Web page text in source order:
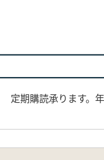
定期購読承ります。